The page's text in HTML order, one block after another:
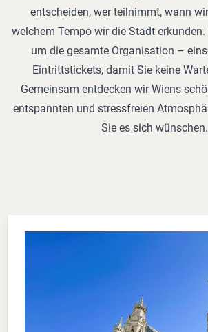
entscheiden, wer teilnimmt, wann
welchem Tempo wir die Stadt
um die gesamte Organisation –
Eintrittstickets, damit Sie keine
Gemeinsam entdecken wir Wiens
entspannten und stressfreien
Sie es sich wünschen.